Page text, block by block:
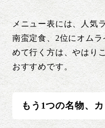
メニュー表には、人気
南蛮定食、2位にオム
めて行く方は、やはり
おすすめです。
もう1つの名物、